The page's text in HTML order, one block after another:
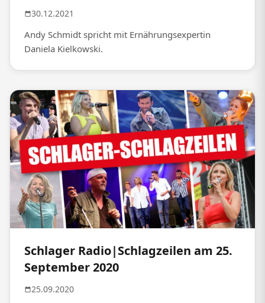
30.12.2021
Andy Schmidt spricht mit Ernährungsexpertin
Daniela Kielkowski.
Schlager Radio|Schlagzeilen am 25.
September 2020
25.09.2020